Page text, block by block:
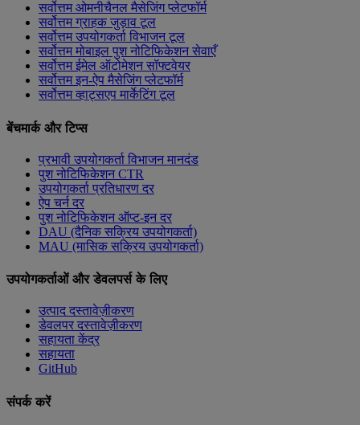
सर्वोत्तम ओमनीचैनल मैसेजिंग प्लेटफॉर्म
सर्वोत्तम ग्राहक जुड़ाव टूल
सर्वोत्तम उपयोगकर्ता विभाजन टूल
सर्वोत्तम मोबाइल पुश नोटिफिकेशन सेवाएँ
सर्वोत्तम ईमेल ऑटोमेशन सॉफ्टवेयर
सर्वोत्तम इन-ऐप मैसेजिंग प्लेटफॉर्म
सर्वोत्तम व्हाट्सएप मार्केटिंग टूल
बेंचमार्क और टिप्स
प्रभावी उपयोगकर्ता विभाजन मानदंड
पुश नोटिफिकेशन CTR
उपयोगकर्ता प्रतिधारण दर
ऐप चर्न दर
पुश नोटिफिकेशन ऑप्ट-इन दर
DAU (दैनिक सक्रिय उपयोगकर्ता)
MAU (मासिक सक्रिय उपयोगकर्ता)
उपयोगकर्ताओं और डेवलपर्स के लिए
उत्पाद दस्तावेज़ीकरण
डेवलपर दस्तावेज़ीकरण
सहायता केंद्र
सहायता
GitHub
संपर्क करें